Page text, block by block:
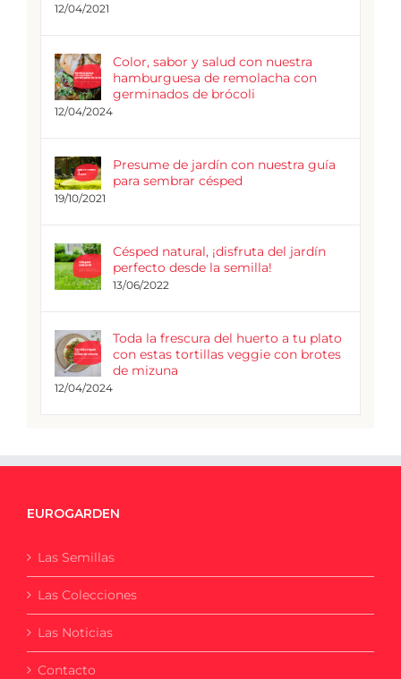
12/04/2021
Color, sabor y salud con nuestra
hamburguesa de remolacha con
germinados de brócoli
12/04/2024
Presume de jardín con nuestra guía
para sembrar césped
19/10/2021
Césped natural, ¡disfruta del jardín
perfecto desde la semilla!
13/06/2022
Toda la frescura del huerto a tu plato
con estas tortillas veggie con brotes
de mizuna
12/04/2024
EUROGARDEN
Las Semillas
Las Colecciones
Las Noticias
Contacto